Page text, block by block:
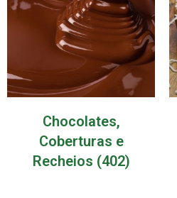
Chocolates,
Coberturas e
Recheios (402)